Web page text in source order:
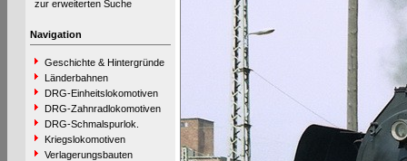
zur erweiterten Suche
Navigation
Geschichte & Hintergründe
Länderbahnen
DRG-Einheitslokomotiven
DRG-Zahnradlokomotiven
DRG-Schmalspurlok.
Kriegslokomotiven
Verlagerungsbauten